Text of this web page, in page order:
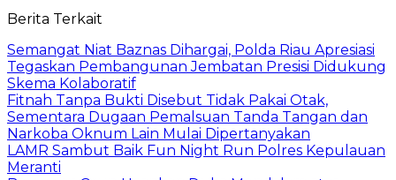
Berita Terkait
Semangat Niat Baznas Dihargai, Polda Riau Apresiasi
Tegaskan Pembangunan Jembatan Presisi Didukung
Skema Kolaboratif
Fitnah Tanpa Bukti Disebut Tidak Pakai Otak,
Sementara Dugaan Pemalsuan Tanda Tangan dan
Narkoba Oknum Lain Mulai Dipertanyakan
LAMR Sambut Baik Fun Night Run Polres Kepulauan
Meranti